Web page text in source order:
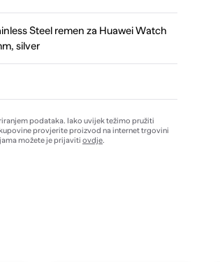
Steel remen za Huawei Watch
silver
podataka. Iako uvijek težimo pružiti
provjerite proizvod na internet trgovini
možete je prijaviti ovdje.